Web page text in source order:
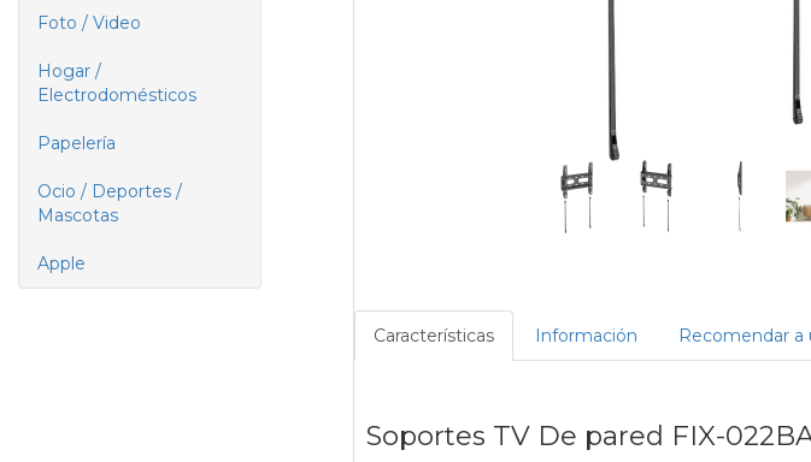
Foto / Video
Hogar /
Electrodomésticos
Papelería
Ocio / Deportes /
Mascotas
Apple
Características Información Recomendar a
Soportes TV De pared FIX-